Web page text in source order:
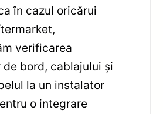
în cazul oricărui
verificarea
bord, cablajului și
la un instalator
o integrare